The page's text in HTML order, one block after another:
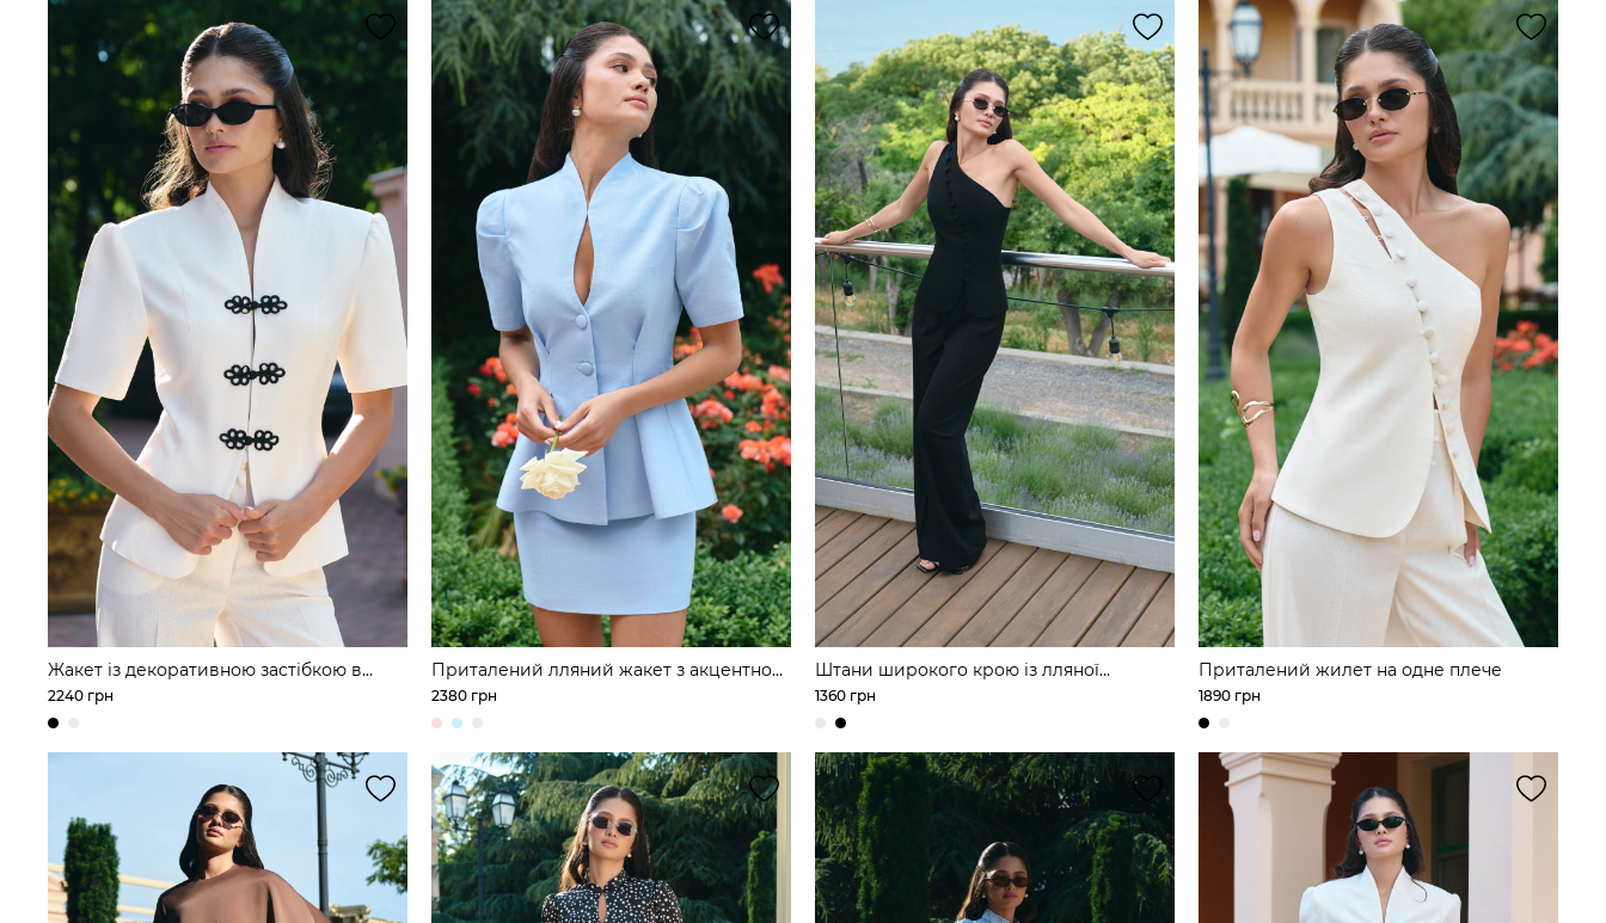
Жакет із декоративною застібкою в
азійському стилі з льону
2240 грн
Приталений лляний жакет з акцентною
талією
2380 грн
Штани широкого крою із лляної
тканини
1360 грн
Приталений жилет на одне плече
1890 грн